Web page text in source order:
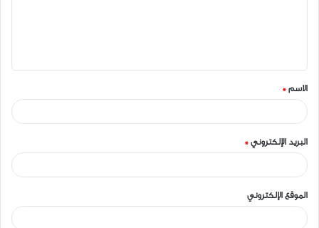
ق
*الاسم *
البريد الإلكتروني *
الموقع الإلكتروني